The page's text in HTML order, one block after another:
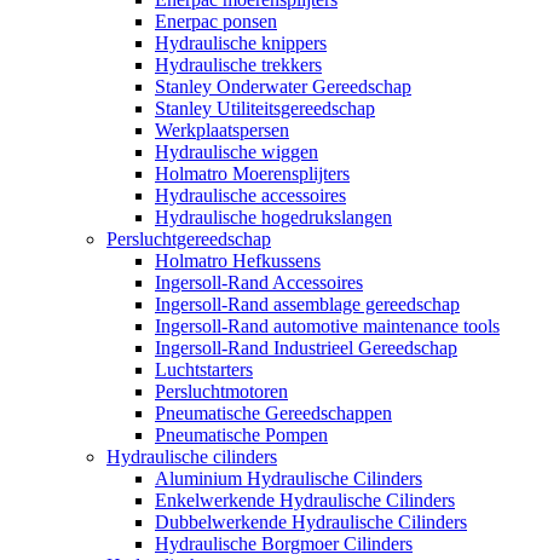
Enerpac ponsen
Hydraulische knippers
Hydraulische trekkers
Stanley Onderwater Gereedschap
Stanley Utiliteitsgereedschap
Werkplaatspersen
Hydraulische wiggen
Holmatro Moerensplijters
Hydraulische accessoires
Hydraulische hogedrukslangen
Persluchtgereedschap
Holmatro Hefkussens
Ingersoll-Rand Accessoires
Ingersoll-Rand assemblage gereedschap
Ingersoll-Rand automotive maintenance tools
Ingersoll-Rand Industrieel Gereedschap
Luchtstarters
Persluchtmotoren
Pneumatische Gereedschappen
Pneumatische Pompen
Hydraulische cilinders
Aluminium Hydraulische Cilinders
Enkelwerkende Hydraulische Cilinders
Dubbelwerkende Hydraulische Cilinders
Hydraulische Borgmoer Cilinders